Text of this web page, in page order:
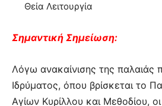
Θεία Λειτουργία
Σημαντική Σημείωση:
Λόγω ανακαίνισης της παλαιάς
Ιδρύματος, όπου βρίσκεται το
Αγίων Κυρίλλου και Μεθοδίου,